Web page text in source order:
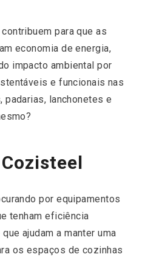
para que as
economia de energia,
impacto ambiental por
e funcionais nas
padarias, lanchonetes e
por equipamentos
tenham eficiência
ajudam a manter uma
os espaços de cozinhas